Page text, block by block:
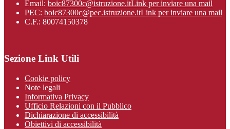
Email: boic87300c@istruzione.itLink per inviare una mail
PEC: boic87300c@pec.istruzione.itLink per inviare una mail
C.F.: 80074150378
Sezione Link Utili
Cookie policy
Note legali
Informativa Privacy
Ufficio Relazioni con il Pubblico
Dichiarazione di accessibilità
Obiettivi di accessibilità